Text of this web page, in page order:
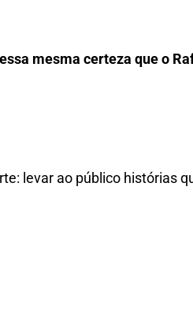
mesma certeza que o
levar ao público histórias